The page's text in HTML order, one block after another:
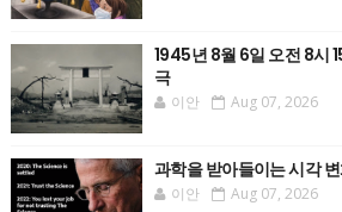
1945년 8월 6일 오전 8시
극
이안 Aug 07, 2026
과학을 받아들이는 시각
이안 Aug 07, 2026